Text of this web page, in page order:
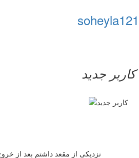
soheyla121
کاربر جدید
نزدیکی از مقعد داشتم بعد از